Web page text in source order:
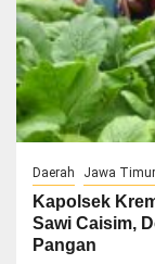
Daerah Jawa Timur
Kapolsek
Sawi Caisim,
Pangan